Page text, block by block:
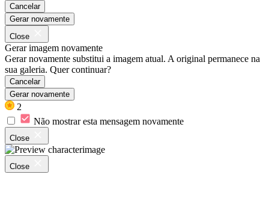
Cancelar
Gerar novamente
Close
Gerar imagem novamente
Gerar novamente substitui a imagem atual. A original permanece na
sua galeria. Quer continuar?
Cancelar
Gerar novamente
2
Não mostrar esta mensagem novamente
Close
Close